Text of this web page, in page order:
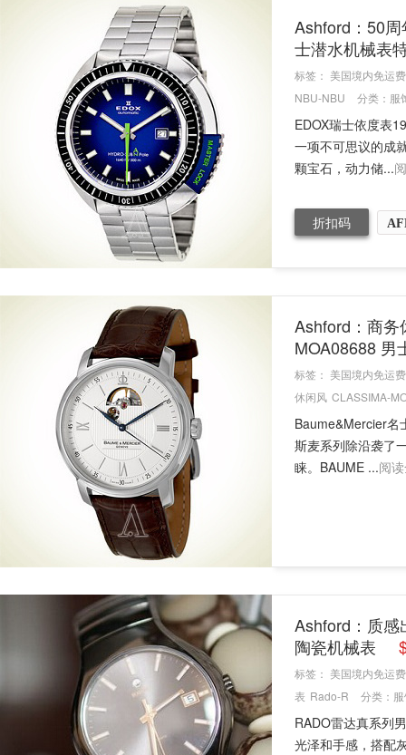
Ashford：50
士潜水机械表
标签： 美国境内免运费
NBU-NBU
分类： 服
EDOX瑞士依度表
一项不可思议的成
颗宝石，动力储...
折扣码
Ashford：商务
MOA08688
标签： 美国境内免运费
休闲风 CLASSIMA-
Baume&Mercier名
斯麦系列除沿袭了
睐。BAUME ...阅
Ashford：质
陶瓷机械表
标签： 美国境内免运费
表 Rado-R 分类：
RADO雷达真系列
光泽和手感，搭配